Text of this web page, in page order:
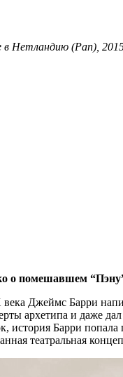
Нетландию (Pan),
о помешавшем
Джеймс Барри
архетипа и даже
история Барри
театральная